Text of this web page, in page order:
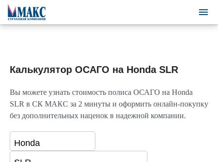
Калькулятор ОСАГО на Honda SLR
Вы можете узнать стоимость полиса ОСАГО на Honda
SLR в СК МАКС за 2 минуты и оформить онлайн-покупку
без дополнительных наценок в надежной компании.